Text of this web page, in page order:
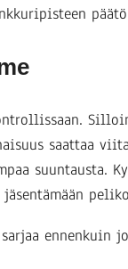
saattaa
suuntausta.
ennenkuin